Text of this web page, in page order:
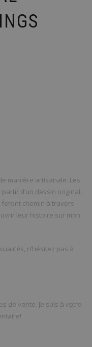
manière artisanale. Les
d’un dessin original.
chemin à travers
leur histoire sur mon
n’hésitez pas à
de vente. Je suis à votre